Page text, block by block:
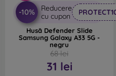
-10%
Reducere
cu cupon
Husă Defender Slide
Samsung Galaxy A33 5G -
negru
68 lei
31 lei